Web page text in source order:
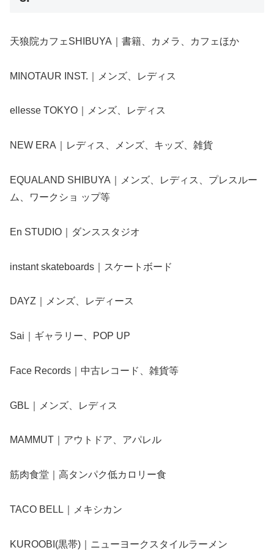
天狼院カフェSHIBUYA｜書籍、カメラ、カフェほか
MINOTAUR INST.｜メンズ、レディス
ellesse TOKYO｜メンズ、レディス
NEW ERA｜レディス、メンズ、キッズ、雑貨
EQUALAND SHIBUYA｜メンズ、レディス、プレスルー
ム、ワークショ ップ等
En STUDIO｜ダンススタジオ
instant skateboards｜スケートボード
DAYZ｜メンズ、レディース
Sai｜ギャラリー、POP UP
Face Records｜中古レコード、雑貨等
GBL｜メンズ、レディス
MAMMUT｜アウトドア、アパレル
筋肉食堂｜高タンパク低カロリー食
TACO BELL｜メキシカン
KUROOBI(黒帯)｜ニューヨークスタイルラーメン